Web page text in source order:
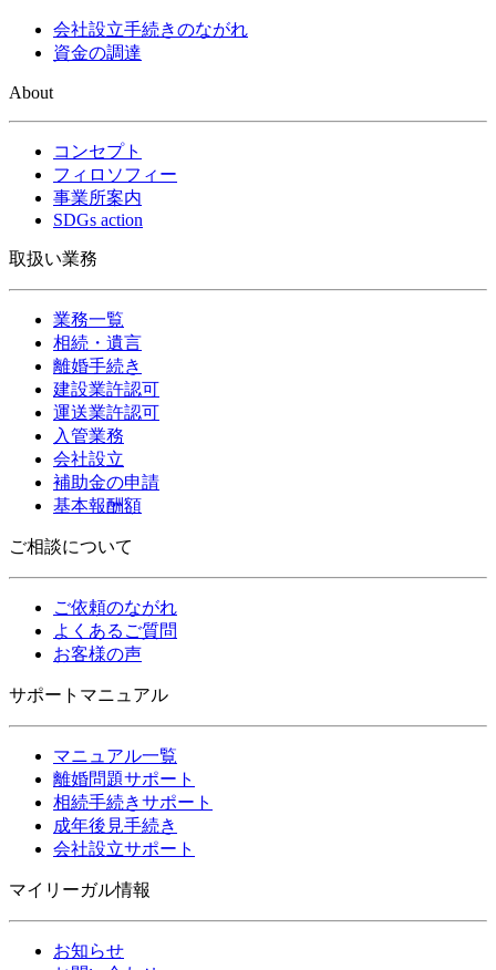
会社設立手続きのながれ
資金の調達
About
コンセプト
フィロソフィー
事業所案内
SDGs action
取扱い業務
業務一覧
相続・遺言
離婚手続き
建設業許認可
運送業許認可
入管業務
会社設立
補助金の申請
基本報酬額
ご相談について
ご依頼のながれ
よくあるご質問
お客様の声
サポートマニュアル
マニュアル一覧
離婚問題サポート
相続手続きサポート
成年後見手続き
会社設立サポート
マイリーガル情報
お知らせ